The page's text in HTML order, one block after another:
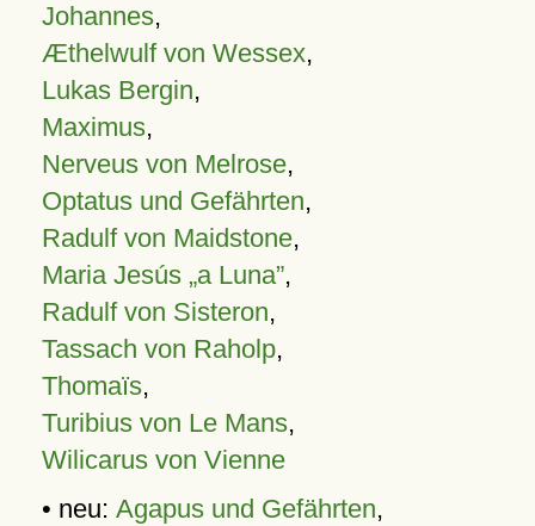
Johannes,
Æthelwulf von Wessex,
Lukas Bergin,
Maximus,
Nerveus von Melrose,
Optatus und Gefährten,
Radulf von Maidstone,
Maria Jesús „a Luna”,
Radulf von Sisteron,
Tassach von Raholp,
Thomaïs,
Turibius von Le Mans,
Wilicarus von Vienne
• neu: Agapus und Gefährten,